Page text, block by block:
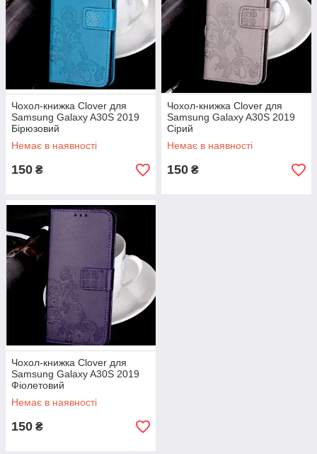
Чохол-книжка Clover для
Samsung Galaxy A30S 2019
Бірюзовий
Немає в наявності
150 ₴
Чохол-книжка Clover для
Samsung Galaxy A30S 2019
Сірий
Немає в наявності
150 ₴
Чохол-книжка Clover для
Samsung Galaxy A30S 2019
Фіолетовий
Немає в наявності
150 ₴